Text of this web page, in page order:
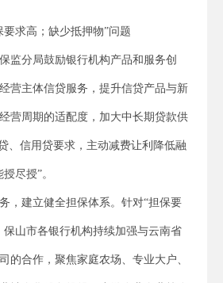
要求高；缺少抵押物”问题
监分局鼓励银行机构产品和服务创
营主体信贷服务，提升信贷产品与新
营周期的适配度，加大中长期贷款供
、信用贷要求，主动减费让利降低融
尽授”。
，建立健全担保体系。针对“担保要
保山市各银行机构持续加强与云南省
的合作，聚焦家庭农场、专业大户、